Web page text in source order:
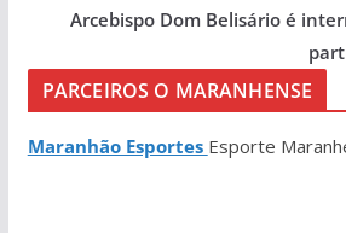
Arcebispo Dom Belisário é
PARCEIROS O MARANHENSE
Maranhão Esportes Esporte